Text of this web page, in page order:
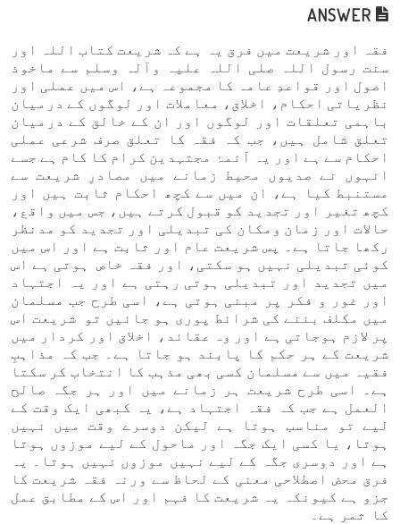
فقہ اور شریعت میں فرق یہ ہے کہ شریعت کتاب اللہ اور
سنت رسول اللہ صلی اللہ علیہ وآلہ وسلم سے ماخوذ
اصول اور قواعدِ عامہ کا مجموعہ ہے، اس میں عملی اور
نظریاتی احکام، اخلاق، معاملات اور لوگوں کے درمیان
باہمی تعلقات اور لوگوں اور ان کے خالق کے درمیان
تعلق شامل ہیں، جب کہ فقہ کا تعلق صرف شرعی عملی
احکام سے ہے اور یہ آئمۂ مجتہدین کرام کا کام ہے جسے
انہوں نے صدیوں محیط زمانے میں مصادرِ شریعت سے
مستنبط کیا ہے، ان میں سے کچھ احکام ثابت ہیں اور
کچھ تغیر اور تجدید کو قبول کرتے ہیں، جس میں واقع،
حالات اور زمان ومکان کی تبدیلی اور تجدید کو مدنظر
رکھا جاتا ہے۔ پس شریعت عام اور ثابت ہے اور اس میں
کوئی تبدیلی نہیں ہو سکتی، اور فقہ خاص ہوتی ہے اس
میں تجدید اور تبدیلی ہوتی رہتی ہے اور یہ اجتہاد
اور غور و فکر پر مبنی ہوتی ہے، اسی طرح جب مسلمان
میں مکلف بننے کی شرائط پوری ہو جائیں تو شریعت اس
پر لازم ہوجاتی ہے اور وہ عقائد، اخلاق اور کردار میں
شریعت کے ہر حکم کا پابند ہو جاتا ہے۔ جب کہ مذاہبِ
فقیہ میں سے مسلمان کسی بھی مذہب کا انتخاب کر سکتا
ہے۔ اسی طرح شریعت ہر زمانے میں اور ہر جگہ صالح
العمل ہے جب کہ فقہ اجتہاد ہے، یہ کبھی ایک وقت کے
لیے تو مناسب ہوتا ہے لیکن دوسرے وقت میں نہیں
ہوتا، یا کسی ایک جگہ اور ماحول کے لیے موزوں ہوتا
ہے اور دوسری جگہ کے لیے نہیں موزوں نہیں ہوتا۔ یہ
فرق محض اصطلاحی معنی کے لحاظ سے ورنہ فقہ شریعت کا
جزو ہے کیونکہ یہ شریعت کا فہم اور اس کے مطابق عمل
کا ثمر ہے۔